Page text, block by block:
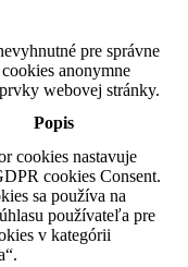
pre správne
anonymne
webovej stránky.
Popis
cookies nastavuje
cookies Consent.
sa používa na
používateľa pre
v kategórii